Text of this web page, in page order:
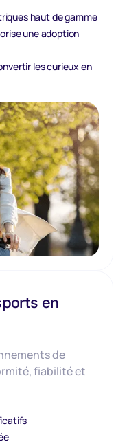
haut de gamme
une adoption
les curieux en
en
de
fiabilité et